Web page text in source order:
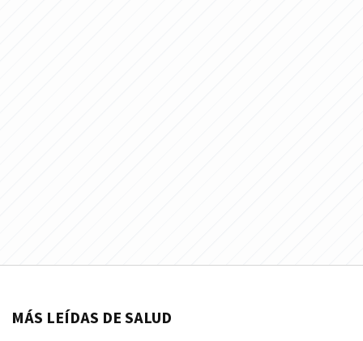
MÁS LEÍDAS DE SALUD